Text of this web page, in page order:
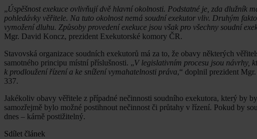
„Úspěšnost exekuce ovlivňují dvě hlavní okolnosti. Podstatné je, zda dlužník
pohledávky věřitele. Na tuto okolnost nemá soudní exekutor vliv. Druhým
vymožení dluhu. Způsoby provedení exekuce jsou však pro všechny soudní
Mgr. David Koncz, prezident Exekutorské komory ČR.
Stavovská organizace soudních exekutorů má za to, že obavy některých
samotného principu místní příslušnosti. „V legislativním procesu jsou návrhy,
k prodloužení řízení a ke snížení vymahatelnosti práva,“ doplnil prezident
337.
Jakékoliv obavy věřitele z případné nečinnosti soudního exekutora, který by
samozřejmě bylo možné postihnout nečinnost či průtahy v řízení. Pokud by
dnes – kárně postižitelný.
Sdílet článek